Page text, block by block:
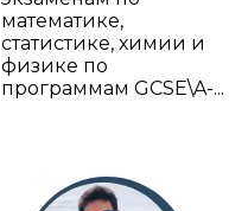
математике,
статистике, химии и
физике по
программам GCSE\A-...